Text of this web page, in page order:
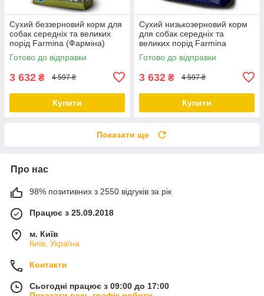
Сухий беззерновий корм для
собак середніх та великих
порід Farmina (Фарміна)
MEDIUM & MAXI з качкою 12
кг
Готово до відправки
3 632 ₴ 4 597 ₴
Купити
Сухий низькозерновий корм
для собак середніх та
великих порід Farmina
(Фарміна) MEDIUM & MAXI з
ягням 12 кг
Готово до відправки
3 632 ₴ 4 597 ₴
Купити
Показати ще
Про нас
98% позитивних з 2550 відгуків за рік
Працює з 25.09.2018
м. Київ
Київ, Україна
Контакти
Сьогодні працює з 09:00 до 17:00